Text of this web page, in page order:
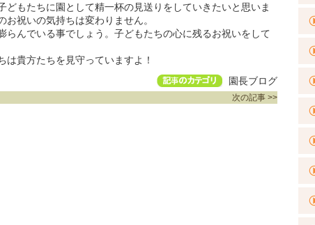
どもたちに園として精一杯の見送りをしていきたいと思いま
祝いの気持ちは変わりません。
んでいる事でしょう。子どもたちの心に残るお祝いをして
守っていますよ！
園長ブログ
次の記事 >>